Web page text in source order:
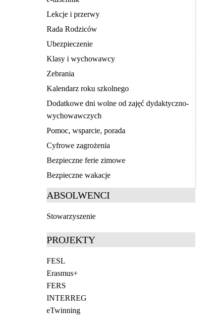
Lekcje i przerwy
Rada Rodziców
Ubezpieczenie
Klasy i wychowawcy
Zebrania
Kalendarz roku szkolnego
Dodatkowe dni wolne od zajęć dydaktyczno-
wychowawczych
Pomoc, wsparcie, porada
Cyfrowe zagrożenia
Bezpieczne ferie zimowe
Bezpieczne wakacje
ABSOLWENCI
Stowarzyszenie
PROJEKTY
FESL
Erasmus+
FERS
INTERREG
eTwinning